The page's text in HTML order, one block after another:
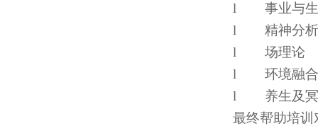
l
事业与
l
精神分
l
场理论
l
环境融
l
养生及
最终帮助培